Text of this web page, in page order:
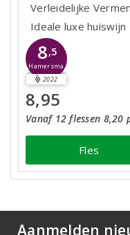
Verleidelijke
Ideale luxe huiswijn
8,5
Hamersma
2022
8,95
Vanaf 12 flessen 8,20
Fles
Aanmelden